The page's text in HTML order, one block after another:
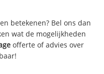
betekenen? Bel ons dan
wat de mogelijkheden
offerte of advies over